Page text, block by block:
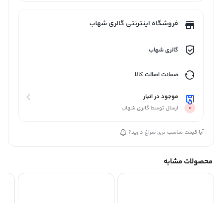
فروشگاه اینترنتی گالری شهاب
گالری شهاب
ضمانت اصالت کالا
موجود در انبار
ارسال توسط گالری شهاب
آیا قیمت مناسب تری سراغ دارید؟
محصولات مشابه